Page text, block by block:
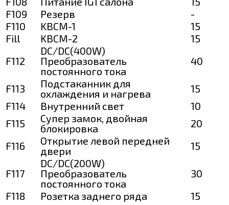
F109
Резерв
-
F110
KBCM-1
15
Fill
KBCM-2
15
F112
DC/DC(400W)
Преобразователь
постоянного тока
40
F113
Подстаканник для
охлаждения и нагрева
15
F114
Внутренний свет
10
F115
Супер замок, двойная
блокировка
20
F116
Открытие левой передней
двери
15
F117
DC/DC(200W)
Преобразователь
постоянного тока
30
F118
Розетка заднего ряда
15